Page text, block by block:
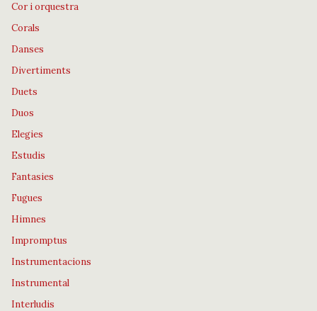
Cor i orquestra
Corals
Danses
Divertiments
Duets
Duos
Elegies
Estudis
Fantasies
Fugues
Himnes
Impromptus
Instrumentacions
Instrumental
Interludis